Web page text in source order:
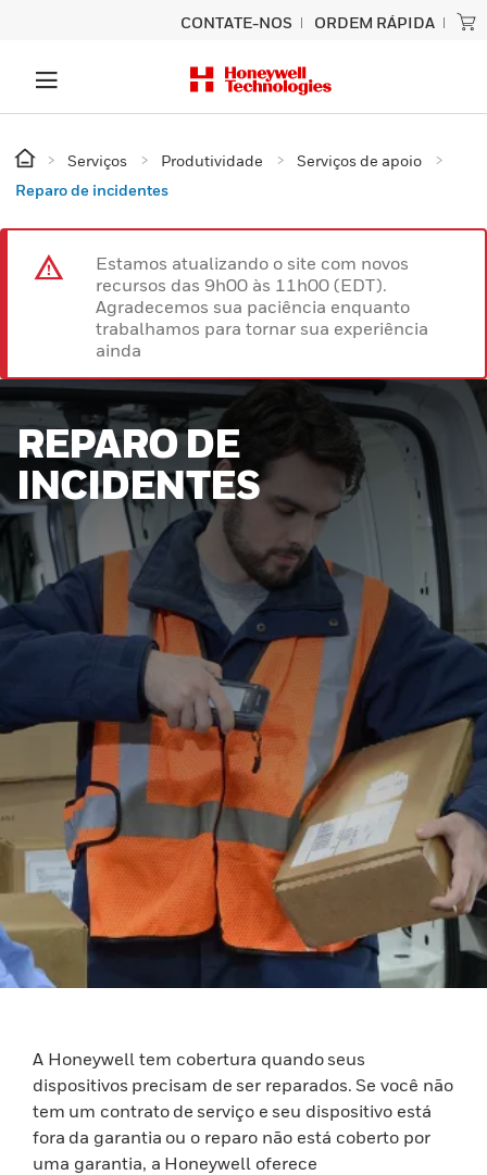
CONTATE-NOS ORDEM RÁPIDA
Serviços Produtividade
Serviços de apoio
Reparo de incidentes
Estamos atualizando o site com novos
recursos das 9h00 às 11h00 (EDT).
Agradecemos sua paciência enquanto
trabalhamos para tornar sua experiência
ainda
REPARO DE
INCIDENTES
A Honeywell tem cobertura quando seus
dispositivos precisam de ser reparados. Se você não
tem um contrato de serviço e seu dispositivo está
fora da garantia ou o reparo não está coberto por
uma garantia, a Honeywell oferece